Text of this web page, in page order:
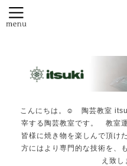
こんにちは。☺️ 陶芸教室
宰する陶芸教室です。 教室
皆様に焼き物を楽しんで頂
方にはより専門的な技術を、
え致